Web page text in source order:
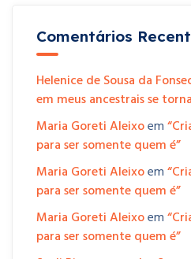
Comentários
Helenice de Sousa da
em meus ancestrais se
Maria Goreti Aleixoem
para ser somente quem é”
Maria Goreti Aleixoem
para ser somente quem é”
Maria Goreti Aleixoem
para ser somente quem é”